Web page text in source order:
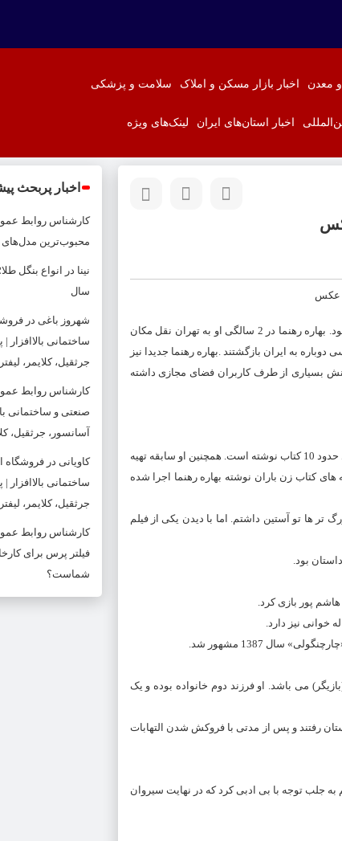
معدن اخبار بازار مسکن و املاک سلامت و پزشکی
اخبار استان‌های ایران لینک‌های ویژه
بهاره رهنما
در 2 سالگی او به تهران نقل مکان
بهاره رهنما جدیدا نیز
بسیاری از طرف کاربران فضای مجازی داشته
بهاره رهنما در کنار بازیگری ، نمایش نامه نویسی و کارگردانی تئاتر را نیز تجربه کرد. اوعلاقه زیادی به کتابخوانی داشته و تابحال حدود 10 کتاب نوشته است. همچنین او سابقه تهیه
کتاب زن باران نوشته بهاره رهنما اجرا شده
بزرگ تر ها تو آستین داشتم. اما با دیدن یکی از فیلم
خوانی نیز دارد.
مقامی (بازیگر) می باشد. او فرزند دوم خانواده بوده و یک
اما با وقوع انقلاب اسلامی در سال 1357 ایران را ترک و به انگلستان رفتند و پس از مدتی با فروکش شدن التهابات
جلب توجه با بی ادبی کرد که در نهایت سیروان
اخبار پربحث
کارشناس روابط
محبوب‌ترین
نینا در
انواع بنگل
سال
شهروز باغی در
ساختمانی بالاافزار
جرثقیل، کلایمر،
کارشناس روابط
صنعتی و ساختمانی
آسانسور، جرثقیل،
کاویانی در فروشگاه
ساختمانی بالاافزار
جرثقیل، کلایمر،
کارشناس روابط
فیلتر پرس برای
شماست؟